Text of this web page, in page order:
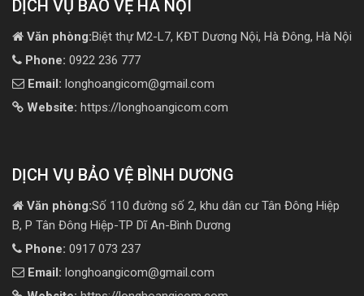
DỊCH VỤ BẢO VỆ HÀ NỘI
Văn phòng:Biệt thự M2-L7, KĐT Dương Nội, Hà Đông, Hà Nội
Phone: 0922 236 777
Email: longhoangicom@gmail.com
Website: https://longhoangicom.com
DỊCH VỤ BẢO VỆ BÌNH DƯƠNG
Văn phòng:Số 110 đường số 2, khu dân cư Tân Đông Hiệp
B, P Tân Đông Hiệp-TP Dĩ An-Bình Dương
Phone: 0917 073 237
Email: longhoangicom@gmail.com